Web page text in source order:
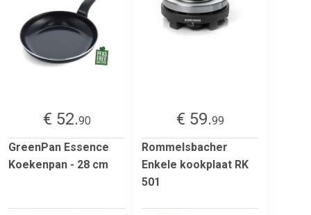
€ 52.90
GreenPan Essence
Koekenpan - 28 cm
€ 59.99
Rommelsbacher
Enkele kookplaat RK
501